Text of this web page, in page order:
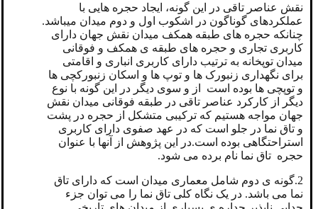
نقش عناصر تاقی در این گونه، ایجاد حجره هایی با
عملکردهای گوناگون در اشکوب اول و دوم میدان میباشد.
چنانکه حجره های طبقه همکف میدان نقش جهان دارای
کاربری تجاری و حجره های طبقه ی همکف و فوقانی
میدان توپخانه به ترتیب دارای کاربری انباری و اقامتی
برای نگهداری زنبورک ها و توپ ها و اسکان زنبورکچی ها
و توپچی ها بوده است از و سوی دیگر در این گونه با نوع
دیگر از کارکرد عناصر تاقی در طبقه فوقانی میدان نقش
جهان مواجه هستیم که ترکیبی متشکل از حجره در پشت
و تاق نما در جلو است که در عهد صفوی دارای کاربری
استراحتگاهی بوده است.در این پژوهش از آنها با عنوان
حجره تاق نما نام برده می شود.
2.گونه ی دوم شامل معماری میدان است که دارای تاق
نما می باشد. در یک نگاه کلی تاق نما را می توان جزء